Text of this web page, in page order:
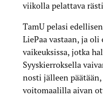
viikolla pelattava
TamU pelasi
LiePaa vastaan, ja oli
vaikeuksissa, jotka
Syyskierroksella
nosti jälleen
voitomaalilla aivan